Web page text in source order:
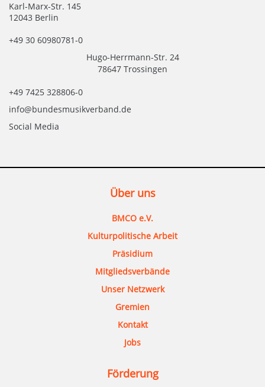
Karl-Marx-Str. 145
12043 Berlin
+49 30 60980781-0
Hugo-Herrmann-Str. 24
78647 Trossingen
+49 7425 328806-0
info@bundesmusikverband.de
Social Media
Über uns
BMCO e.V.
Kulturpolitische Arbeit
Präsidium
Mitgliedsverbände
Unser Netzwerk
Gremien
Kontakt
Jobs
Förderung